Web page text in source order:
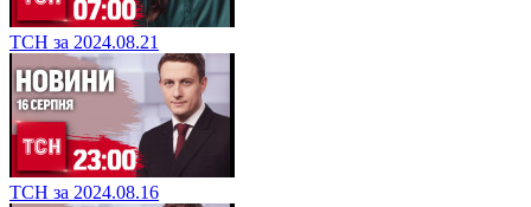
ТСН за 2024.08.21
ТСН за 2024.08.16